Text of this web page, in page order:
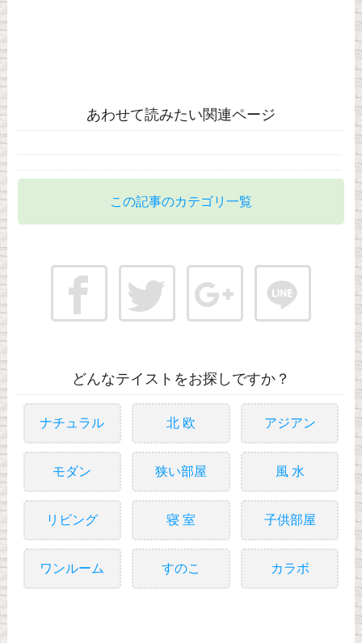
あわせて読みたい関連ページ
この記事のカテゴリ一覧
どんなテイストをお探しですか？
ナチュラル 北 欧 アジアン
モダン 狭い部屋 風 水
リビング 寝 室 子供部屋
ワンルーム すのこ カラボ